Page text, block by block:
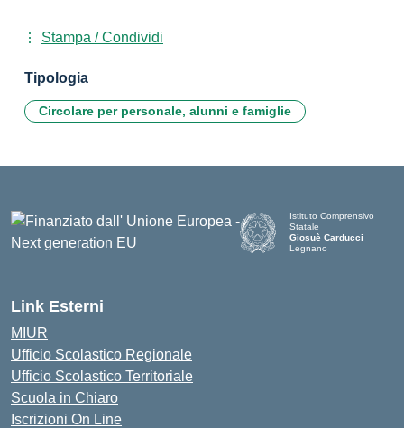
Stampa / Condividi
Tipologia
Circolare per personale, alunni e famiglie
Istituto Comprensivo
Statale
Giosuè Carducci
Legnano
Link Esterni
MIUR
Ufficio Scolastico Regionale
Ufficio Scolastico Territoriale
Scuola in Chiaro
Iscrizioni On Line